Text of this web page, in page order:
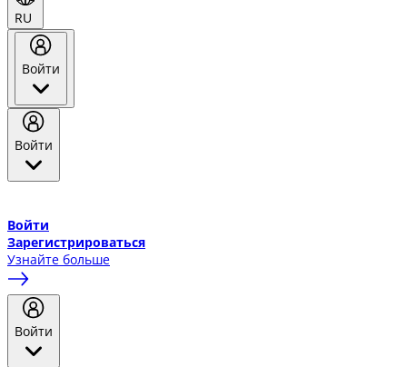
RU
Войти
Войти
Войти
Зарегистрироваться
Узнайте больше
Войти